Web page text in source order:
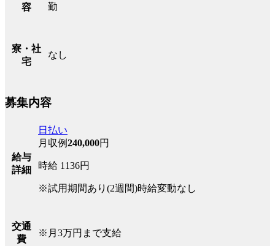
容
勤
寮・社
宅
なし
募集内容
給与
詳細
日払い
月収例240,000円
時給 1136円
※試用期間あり(2週間)時給変動なし
交通
費
※月3万円まで支給